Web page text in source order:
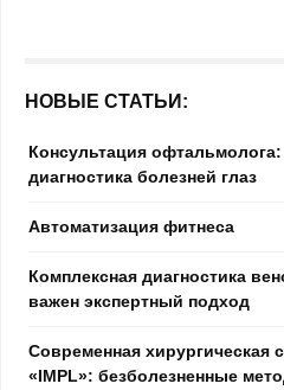
НОВЫЕ СТАТЬИ:
Консультация
диагностика болезней глаз
Автоматизация фитнеса
Комплексная диагностика
важен экспертный подход
Современная хирургическая
«IMPL»: безболезненные